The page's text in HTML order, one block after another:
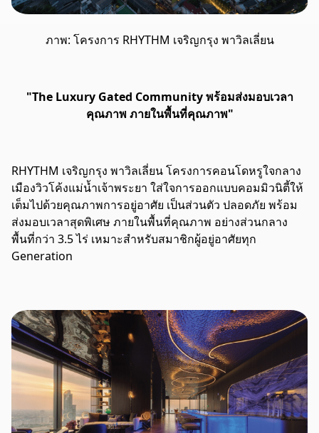
ภาพ: โครงการ RHYTHM เจริญกรุง พาวิลเลี่ยน
"The Luxury Gated Community พร้อมส่งมอบเวลา
คุณภาพ ภายในพื้นที่คุณภาพ"
RHYTHM เจริญกรุง พาวิลเลี่ยน โครงการคอนโดหรูใจกลาง
เมืองวิวโค้งแม่น้ำเจ้าพระยา ใส่ใจการออกแบบคอมมิวนิตี้ให้
เต็มไปด้วยคุณภาพการอยู่อาศัย เป็นส่วนตัว ปลอดภัย พร้อม
ส่งมอบเวลาสุดพิเศษ ภายในพื้นที่คุณภาพ อย่างส่วนกลาง
พื้นที่กว่า 3.5 ไร่ เหมาะสำหรับสมาชิกผู้อยู่อาศัยทุก
Generation